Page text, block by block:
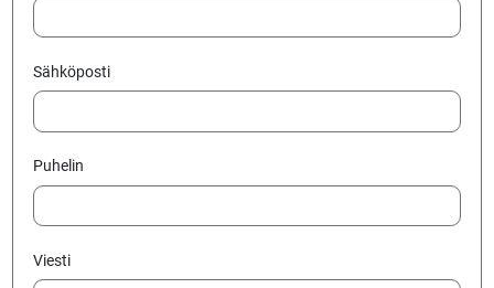
Sähköposti
Puhelin
Viesti